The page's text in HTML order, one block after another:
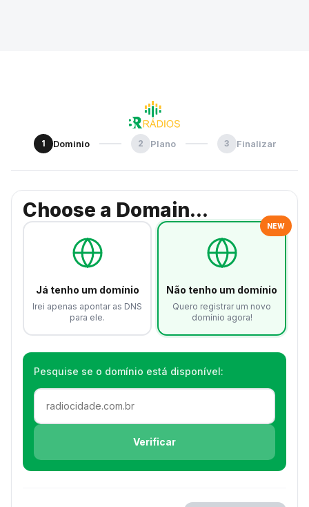
1 Dominio 2 Plano 3 Finalizar
Choose a Domain...
Já tenho um domínio
Irei apenas apontar as DNS
para ele.
NEW
Não tenho um domínio
Quero registrar um novo
domínio agora!
Pesquise se o domínio está disponível:
Verificar